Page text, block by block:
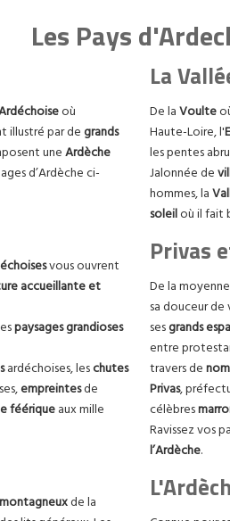
Les Pays
où
illustré par degrands
uneArdèche
d’Ardèche ci-
vous ouvrent
accueillante et
paysages grandioses
ardéchoises, leschutes
empreintesde
féériqueaux mille
de la
La
De laVoulte
Haute-Loire, l'
les pentes
Jalonnée de
hommes, la
soleiloù il fait
Privas
De la
sa douceur
sesgrands
entre
travers de
Privas,
célèbres
Ravissez vos
l’Ardèche.